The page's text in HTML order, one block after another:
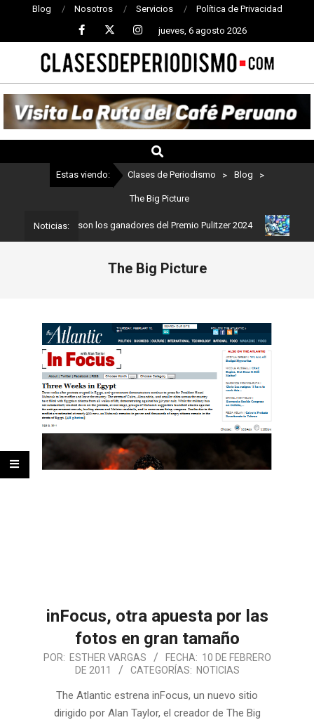
Blog Nosotros Servicios Política de Privacidad
jueves, 6 agosto 2026
CLASES
DE
PERIODISMO
Estas viendo: Clases de Periodismo > Blog >
The Big Picture
Noticias:
Estos son los ganadores del Premio Pulitzer 2024
The Big Picture
inFocus, otra apuesta por las
fotos en gran tamaño
POR: ESTHER VARGAS FECHA: 10 DE FEBRERO
DE 2011
CATEGORÍAS: NOTICIAS
The Atlantic estrena inFocus, un nuevo sitio
dirigido por Alan Taylor, el creador de The Big